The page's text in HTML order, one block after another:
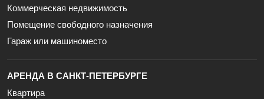
Коммерческая недвижимость
Помещение свободного назначения
Гараж или машиноместо
АРЕНДА В САНКТ-ПЕТЕРБУРГЕ
Квартира